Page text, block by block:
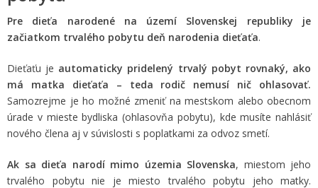
Pre dieťa narodené na území Slovenskej republiky je
začiatkom trvalého pobytu deň narodenia dieťaťa.
Dieťaťu je automaticky pridelený trvalý pobyt rovnaký, ako
má matka dieťaťa – teda rodič nemusí nič ohlasovať.
Samozrejme je ho možné zmeniť na mestskom alebo obecnom
úrade v mieste bydliska (ohlasovňa pobytu), kde musíte nahlásiť
nového člena aj v súvislosti s poplatkami za odvoz smetí.
Ak sa dieťa narodí mimo územia Slovenska, miestom jeho
trvalého pobytu nie je miesto trvalého pobytu jeho matky.